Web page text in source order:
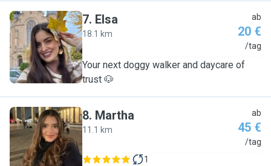
E
7. Elsa
18.1 km
ab
20 €
/tag
Your next doggy walker and daycare of
trust 🐶
M
8. Martha
11.1 km
ab
45 €
/tag
1